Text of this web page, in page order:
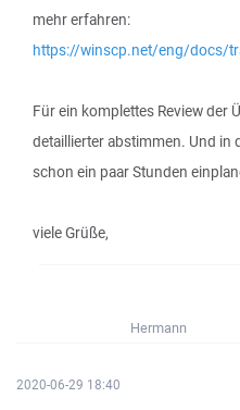
mehr erfahren:
https://winscp.net/eng/docs/
Für ein komplettes Review der
detaillierter abstimmen. Und in
schon ein paar Stunden
viele Grüße,
Hermann
2020-06-29 18:40